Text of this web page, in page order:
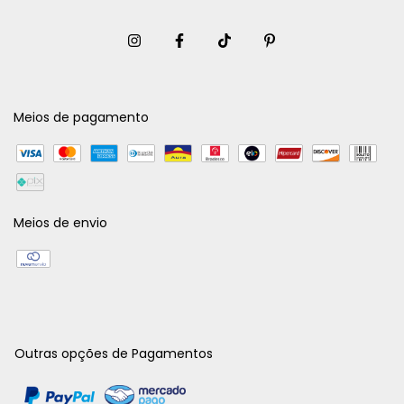
Meios de pagamento
Meios de envio
Outras opções de Pagamentos